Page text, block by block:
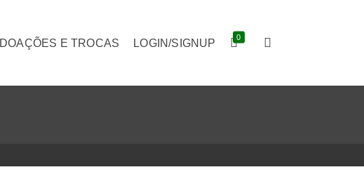
DOAÇÕES E TROCAS LOGIN/SIGNUP 0